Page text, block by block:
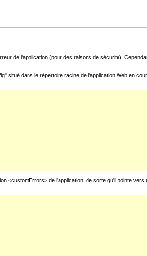
de l'application (pour des raisons de sécurité).
situé dans le répertoire racine de l'application Web en
<customErrors> de l'application, de sorte qu'il pointe vers